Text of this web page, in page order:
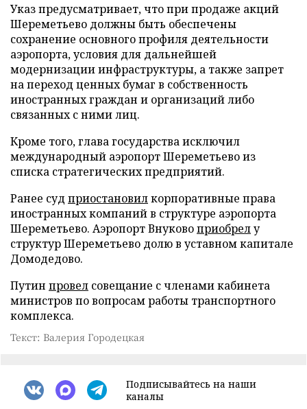
Указ предусматривает, что при продаже акций
Шереметьево должны быть обеспечены
сохранение основного профиля деятельности
аэропорта, условия для дальнейшей
модернизации инфраструктуры, а также запрет
на переход ценных бумаг в собственность
иностранных граждан и организаций либо
связанных с ними лиц.
Кроме того, глава государства исключил
международный аэропорт Шереметьево из
списка стратегических предприятий.
Ранее суд приостановилкорпоративные права
иностранных компаний в структуре аэропорта
Шереметьево. Аэропорт Внуковоприобрелу
структур Шереметьево долю в уставном капитале
Домодедово.
Путин провел совещание с членами кабинета
министров по вопросам работы транспортного
комплекса.
Текст: Валерия Городецкая
Подписывайтесь на наши
каналы